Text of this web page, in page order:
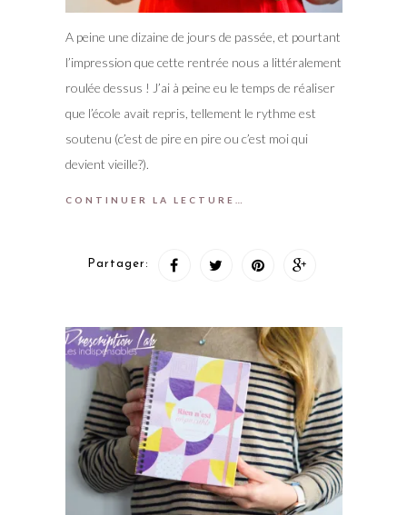
A peine une dizaine de jours de passée, et pourtant
l’impression que cette rentrée nous a littéralement
roulée dessus ! J’ai à peine eu le temps de réaliser
que l’école avait repris, tellement le rythme est
soutenu (c’est de pire en pire ou c’est moi qui
devient vieille?).
CONTINUER LA LECTURE…
Partager: